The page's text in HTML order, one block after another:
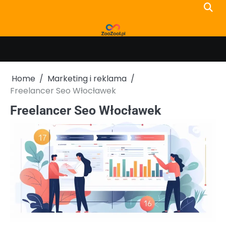
Home
Marketing i reklama
Freelancer Seo Włocławek
Freelancer Seo Włocławek